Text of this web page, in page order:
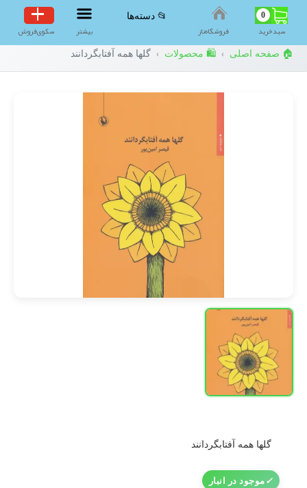
0
سبد‌خرید فروشگاه‌ناز
📂 دسته‌ها
بیشتر سکوی‌فروش
🏠 صفحه اصلی › 🛍️ محصولات › گلها همه آفتابگردانند
گلها همه آفتابگردانند
✓موجود در انبار